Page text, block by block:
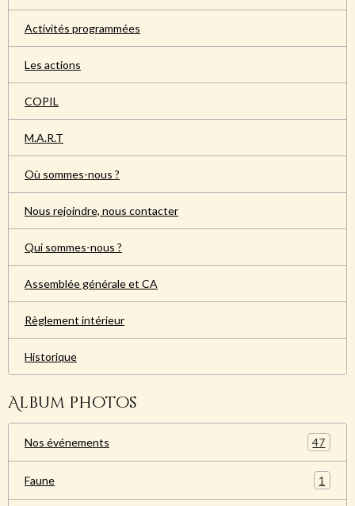
Activités programmées
Les actions
COPIL
M.A.R.T
Où sommes-nous ?
Nous rejoindre, nous contacter
Qui sommes-nous ?
Assemblée générale et CA
Règlement intérieur
Historique
Album photos
Nos événements 47
Faune 1